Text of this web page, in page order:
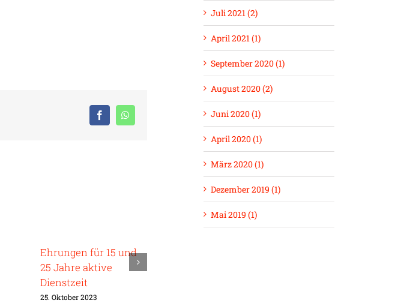
Facebook
Ehrungen für 15 und
25 Jahre aktive
Dienstzeit
25. Oktober 2023
Juli 2021 (2)
April 2021 (1)
September 2020 (1)
August 2020 (2)
Juni 2020 (1)
April 2020 (1)
März 2020 (1)
Dezember 2019 (1)
Mai 2019 (1)